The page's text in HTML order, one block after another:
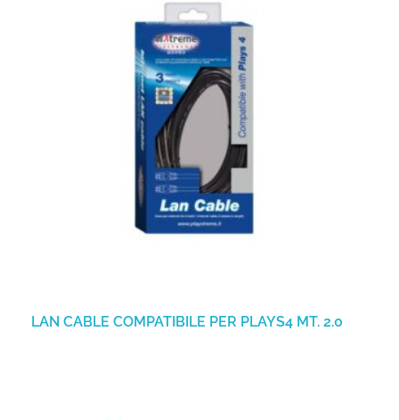
LAN CABLE COMPATIBILE PER PLAYS4 MT. 2.0